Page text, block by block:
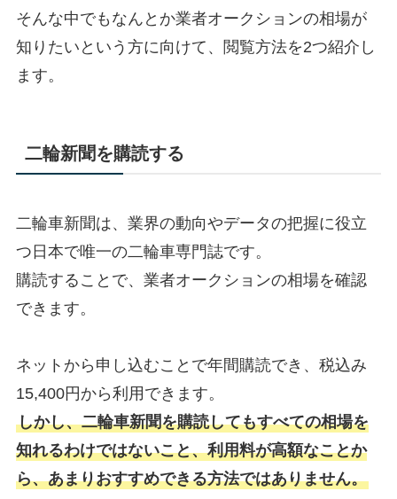
そんな中でもなんとか業者オークションの相場が
知りたいという方に向けて、閲覧方法を2つ紹介し
ます。
二輪新聞を購読する
二輪車新聞は、業界の動向やデータの把握に役立
つ日本で唯一の二輪車専門誌です。
購読することで、業者オークションの相場を確認
できます。
ネットから申し込むことで年間購読でき、税込み
15,400円から利用できます。
しかし、二輪車新聞を購読してもすべての相場を
知れるわけではないこと、利用料が高額なことか
ら、あまりおすすめできる方法ではありません。